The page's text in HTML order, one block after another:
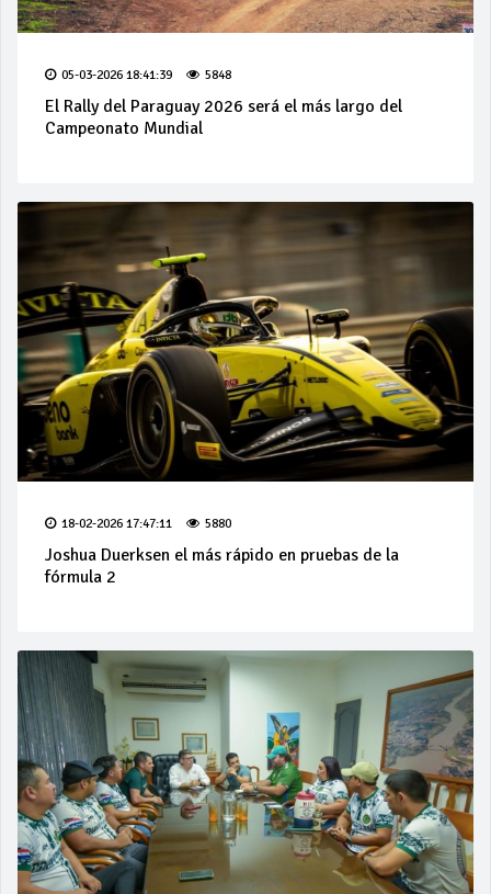
05-03-2026 18:41:39 5848
El Rally del Paraguay 2026 será el más largo del
Campeonato Mundial
18-02-2026 17:47:11 5880
Joshua Duerksen el más rápido en pruebas de la
fórmula 2